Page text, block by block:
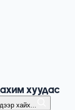
хуудас
хайх...